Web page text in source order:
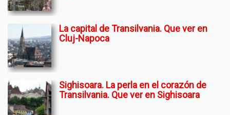
La capital de Transilvania. Que ver en
Cluj-Napoca
Sighisoara. La perla en el corazón de
Transilvania. Que ver en Sighisoara